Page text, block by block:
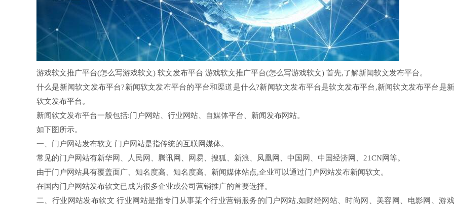
游戏软文推广平台(怎么写游戏软文) 软文发布平台 游戏软文推广平台(怎么写游戏软文) 首先,了解新闻软文发布平台。
什么是新闻软文发布平台?新闻软文发布平台的平台和渠道是什么?新闻软文发布平台是软文发布平台,新闻软文发布平台是
软文发布平台。
新闻软文发布平台一般包括:门户网站、行业网站、自媒体平台、新闻发布网站。
如下图所示。
一、门户网站发布软文 门户网站是指传统的互联网媒体。
常见的门户网站有新华网、人民网、腾讯网、网易、搜狐、新浪、凤凰网、中国网、中国经济网、21CN网等。
由于门户网站具有覆盖面广、知名度高、知名度高、新闻媒体站点,企业可以通过门户网站发布新闻软文。
在国内门户网站发布软文已成为很多企业或公司营销推广的首要选择。
二、行业网站发布软文 行业网站是指专门从事某个行业营销服务的门户网站,如财经网站、时尚网、美容网、电影网、游